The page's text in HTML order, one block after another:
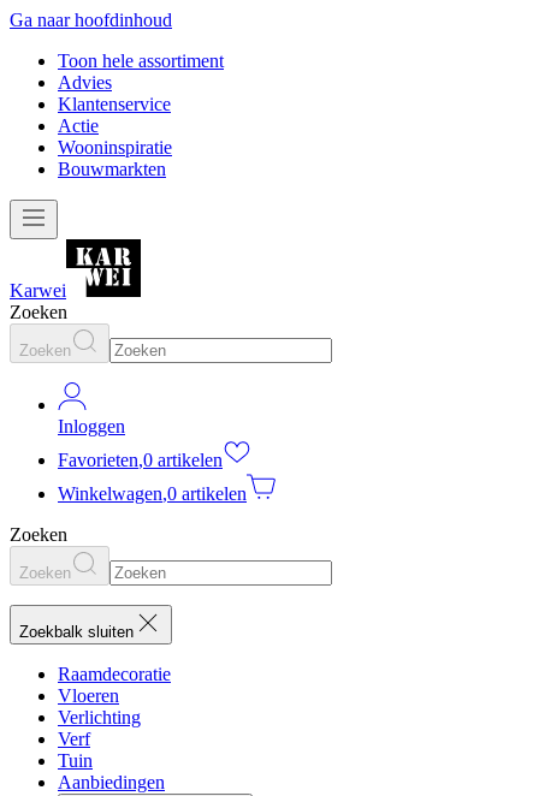
Ga naar hoofdinhoud
Toon hele assortiment
Advies
Klantenservice
Actie
Wooninspiratie
Bouwmarkten
Karwei
Zoeken
Zoeken
Inloggen
Favorieten,0 artikelen
Winkelwagen,0 artikelen
Zoeken
Zoeken
Zoekbalk sluiten
Raamdecoratie
Vloeren
Verlichting
Verf
Tuin
Aanbiedingen